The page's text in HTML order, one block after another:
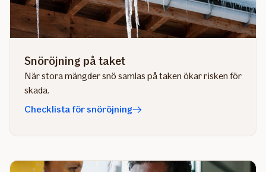
Snöröjning på taket
När stora mängder snö samlas på taken ökar risken för
skada.
Checklista för snöröjning